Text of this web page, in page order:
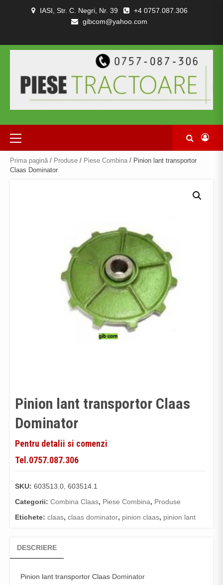
IASI, Str. C. Negri, Nr. 39
+4 0757.087.306
gibcom@yahoo.com
TRACTOARE
SI
COMBINE
NOI
DE
CONFIDENȚIALITATEA
SI
CONDITII
Primary
Menu
Prima pagină / Produse / Piese Combina / Pinion lant transportor
Claas Dominator
Pinion lant transportor Claas
Dominator
Pentru detalii si comenzi
Tel.0757.087.306
SKU: 603513.0, 603514.1
Categorii: Combina Claas, Piese Combina, Produse
Etichete: claas, claas dominator, pinion claas, pinion lant
DESCRIERE
Pinion lant transportor Claas Dominator